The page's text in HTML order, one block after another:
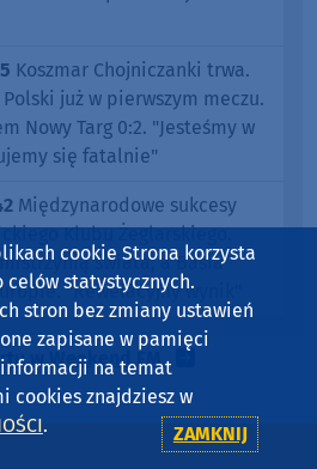
Koszmar Chojniczanki trwa.
już w pierwszym meczu.
Nowy Targ 0:2. "Jesteśmy w
się fatalnie"
Międzynarodowe sukcesy
Klubu Żeglarskiego.
świata, a Basia
"Rewelacyjny wynik"
w Weekend FM
w Weekend FM
cookie Strona korzysta
statystycznych.
stron bez zmiany ustawień
zapisane w pamięci
na temat
cookies znajdziesz w
. ZAMKNIJ